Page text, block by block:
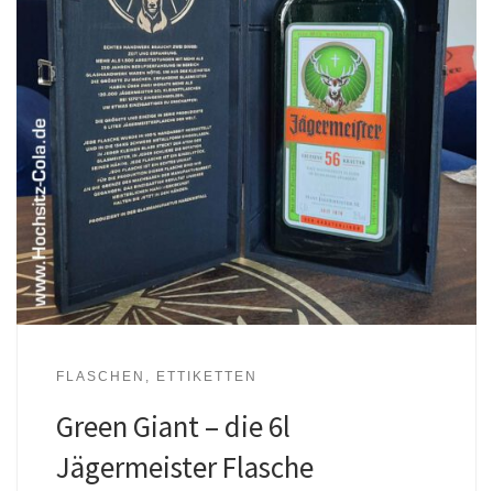
FLASCHEN, ETTIKETTEN
Green Giant – die 6l
Jägermeister Flasche